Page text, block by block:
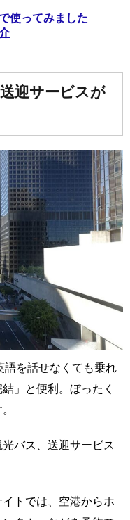
使ってみました
迎サービスが
語を話せなくても乗れ
」と便利。ぼったく
バス、送迎サービス
トでは、空港からホ